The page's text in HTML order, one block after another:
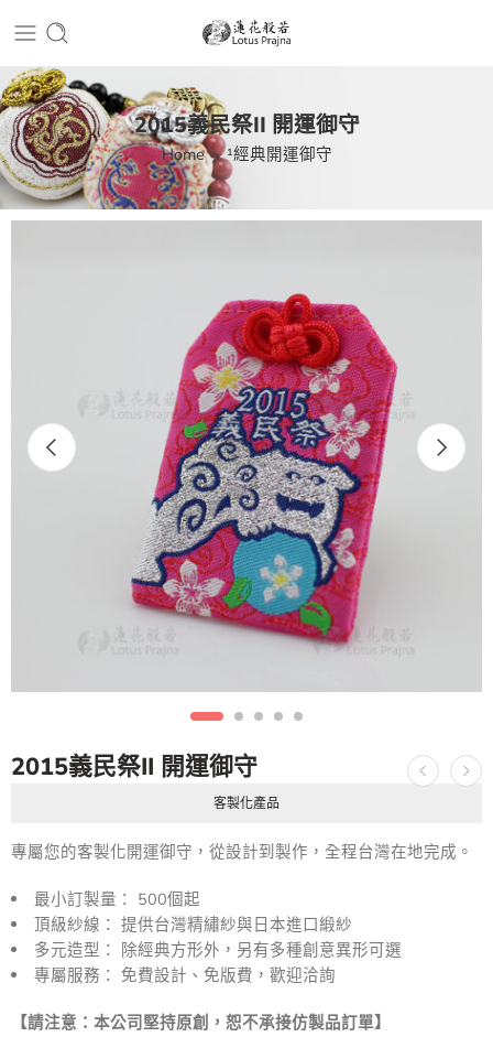
2015義民祭II 開運御守
Home ¹經典開運御守
2015義民祭II 開運御守
客製化產品
專屬您的客製化開運御守，從設計到製作，全程台灣在地完成。
最小訂製量： 500個起
頂級紗線： 提供台灣精繡紗與日本進口緞紗
多元造型： 除經典方形外，另有多種創意異形可選
專屬服務： 免費設計、免版費，歡迎洽詢
【請注意：本公司堅持原創，恕不承接仿製品訂單】